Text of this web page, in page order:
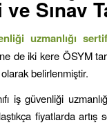
Sınav
uzmanlığı
de iki kere ÖSYM
belirlenmiştir.
iş güvenliği
fiyatlarda